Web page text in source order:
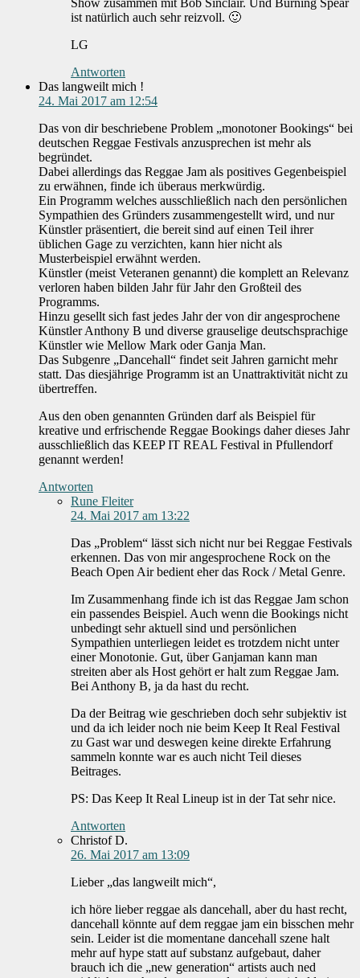
Show zusammen mit Bob Sinclair. Und Burning Spear
ist natürlich auch sehr reizvoll. 🙂
LG
Antworten
Das langweilt mich !
24. Mai 2017 am 12:54
Das von dir beschriebene Problem „monotoner Bookings“ bei
deutschen Reggae Festivals anzusprechen ist mehr als
begründet.
Dabei allerdings das Reggae Jam als positives Gegenbeispiel
zu erwähnen, finde ich überaus merkwürdig.
Ein Programm welches ausschließlich nach den persönlichen
Sympathien des Gründers zusammengestellt wird, und nur
Künstler präsentiert, die bereit sind auf einen Teil ihrer
üblichen Gage zu verzichten, kann hier nicht als
Musterbeispiel erwähnt werden.
Künstler (meist Veteranen genannt) die komplett an Relevanz
verloren haben bilden Jahr für Jahr den Großteil des
Programms.
Hinzu gesellt sich fast jedes Jahr der von dir angesprochene
Künstler Anthony B und diverse grauselige deutschsprachige
Künstler wie Mellow Mark oder Ganja Man.
Das Subgenre „Dancehall“ findet seit Jahren garnicht mehr
statt. Das diesjährige Programm ist an Unattraktivität nicht zu
übertreffen.
Aus den oben genannten Gründen darf als Beispiel für
kreative und erfrischende Reggae Bookings daher dieses Jahr
ausschließlich das KEEP IT REAL Festival in Pfullendorf
genannt werden!
Antworten
Rune Fleiter
24. Mai 2017 am 13:22
Das „Problem“ lässt sich nicht nur bei Reggae Festivals
erkennen. Das von mir angesprochene Rock on the
Beach Open Air bedient eher das Rock / Metal Genre.
Im Zusammenhang finde ich ist das Reggae Jam schon
ein passendes Beispiel. Auch wenn die Bookings nicht
unbedingt sehr aktuell sind und persönlichen
Sympathien unterliegen leidet es trotzdem nicht unter
einer Monotonie. Gut, über Ganjaman kann man
streiten aber als Host gehört er halt zum Reggae Jam.
Bei Anthony B, ja da hast du recht.
Da der Beitrag wie geschrieben doch sehr subjektiv ist
und da ich leider noch nie beim Keep It Real Festival
zu Gast war und deswegen keine direkte Erfahrung
sammeln konnte war es auch nicht Teil dieses
Beitrages.
PS: Das Keep It Real Lineup ist in der Tat sehr nice.
Antworten
Christof D.
26. Mai 2017 am 13:09
Lieber „das langweilt mich“,
ich höre lieber reggae als dancehall, aber du hast recht,
dancehall könnte auf dem reggae jam ein bisschen mehr
sein. Leider ist die momentane dancehall szene halt
mehr auf hype statt auf substanz aufgebaut, daher
brauch ich die „new generation“ artists auch ned